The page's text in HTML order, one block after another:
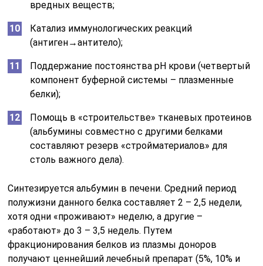
вредных веществ;
Катализ иммунологических реакций
(антиген→антитело);
Поддержание постоянства рН крови (четвертый
компонент буферной системы – плазменные
белки);
Помощь в «строительстве» тканевых протеинов
(альбумины совместно с другими белками
составляют резерв «стройматериалов» для
столь важного дела).
Синтезируется альбумин в печени. Средний период
полужизни данного белка составляет 2 – 2,5 недели,
хотя одни «проживают» неделю, а другие –
«работают» до 3 – 3,5 недель. Путем
фракционирования белков из плазмы доноров
получают ценнейший лечебный препарат (5%, 10% и